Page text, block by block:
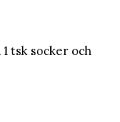
tsk socker och